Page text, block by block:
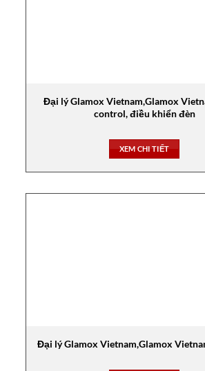
Đại lý Glamox Vietnam,Glamox
control, điều khiển đèn
XEM CHI TIẾT
Đại lý Glamox Vietnam,Glamox